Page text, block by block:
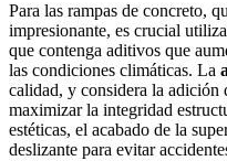
Para las rampas de concreto,
impresionante, es crucial
que contenga aditivos que
las condiciones climáticas. La
calidad, y considera la adición
maximizar la integridad
estéticas, el acabado de la
deslizante para evitar